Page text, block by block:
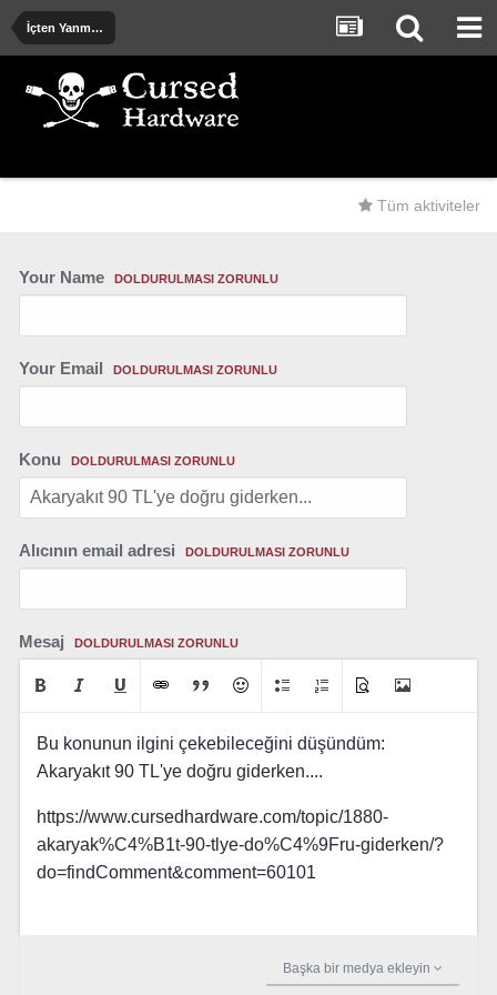
İçten Yanmalı ve Elektrik Motorlu Araçlar
Tüm aktiviteler
Your Name DOLDURULMASI ZORUNLU
Your Email DOLDURULMASI ZORUNLU
Konu DOLDURULMASI ZORUNLU
Alıcının email adresi DOLDURULMASI ZORUNLU
Mesaj DOLDURULMASI ZORUNLU
Bu konunun ilgini çekebileceğini düşündüm:
Akaryakıt 90 TL'ye doğru giderken....
https://www.cursedhardware.com/topic/1880-
akaryak%C4%B1t-90-tlye-do%C4%9Fru-giderken/?
do=findComment&comment=60101
Başka bir medya ekleyin